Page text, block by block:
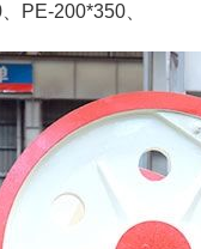
PE-200*350、